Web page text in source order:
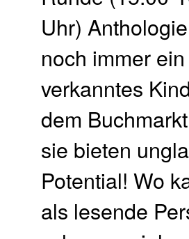
Uhr)
noch immer ein
verkanntes
dem
sie bieten
Potential! Wo
als lesende